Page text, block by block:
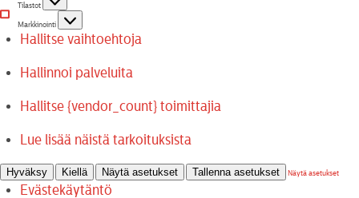
Tilastot
Markkinointi
Markkinointi
Hallitse vaihtoehtoja
Hallinnoi palveluita
Hallitse {vendor_count} toimittajia
Lue lisää näistä tarkoituksista
Hyväksy Kiellä Näytä asetukset Tallenna asetukset Näytä asetukset
Evästekäytäntö